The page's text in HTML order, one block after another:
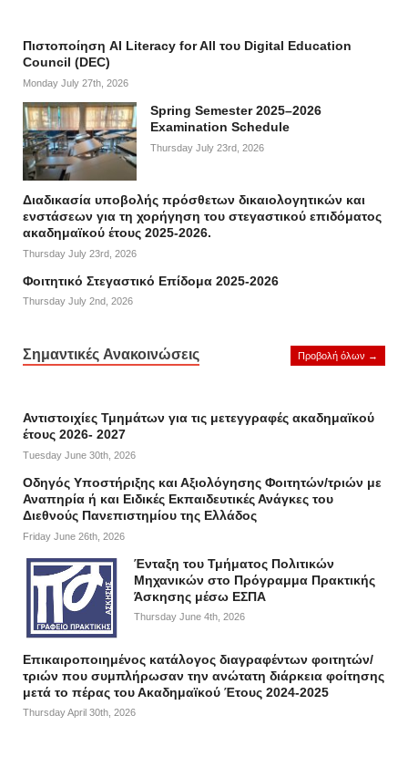
Πιστοποίηση AI Literacy for All του Digital Education
Council (DEC)
Monday July 27th, 2026
Spring Semester 2025–2026
Examination Schedule
Thursday July 23rd, 2026
Διαδικασία υποβολής πρόσθετων δικαιολογητικών και
ενστάσεων για τη χορήγηση του στεγαστικού επιδόματος
ακαδημαϊκού έτους 2025-2026.
Thursday July 23rd, 2026
Φοιτητικό Στεγαστικό Επίδομα 2025-2026
Thursday July 2nd, 2026
Σημαντικές Ανακοινώσεις Προβολή όλων →
Αντιστοιχίες Τμημάτων για τις μετεγγραφές ακαδημαϊκού
έτους 2026- 2027
Tuesday June 30th, 2026
Οδηγός Υποστήριξης και Αξιολόγησης Φοιτητών/τριών με
Αναπηρία ή και Ειδικές Εκπαιδευτικές Ανάγκες του
Διεθνούς Πανεπιστημίου της Ελλάδος
Friday June 26th, 2026
Ένταξη του Τμήματος Πολιτικών
Μηχανικών στο Πρόγραμμα Πρακτικής
Άσκησης μέσω ΕΣΠΑ
Thursday June 4th, 2026
Επικαιροποιημένος κατάλογος διαγραφέντων φοιτητών/
τριών που συμπλήρωσαν την ανώτατη διάρκεια φοίτησης
μετά το πέρας του Ακαδημαϊκού Έτους 2024-2025
Thursday April 30th, 2026